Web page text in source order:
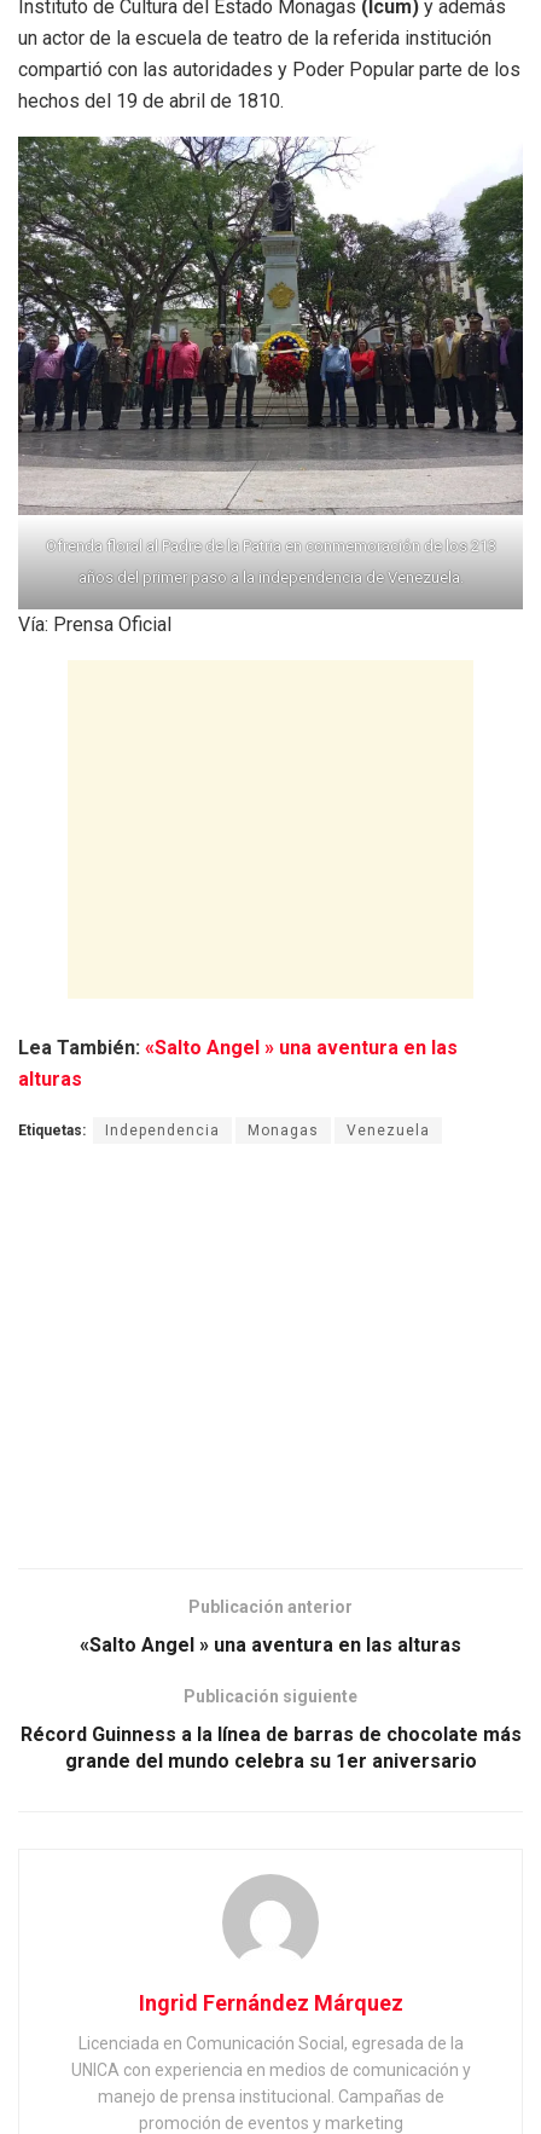
Instituto de Cultura del Estado Monagas (Icum) y además
un actor de la escuela de teatro de la referida institución
compartió con las autoridades y Poder Popular parte de los
hechos del 19 de abril de 1810.
Ofrenda floral al Padre de la Patria en conmemoración de los 213
años del primer paso a la independencia de Venezuela.
Vía: Prensa Oficial
Lea También: «Salto Angel » una aventura en las
alturas
Etiquetas: Independencia Monagas Venezuela
Publicación anterior
«Salto Angel » una aventura en las alturas
Publicación siguiente
Récord Guinness a la línea de barras de chocolate más
grande del mundo celebra su 1er aniversario
Ingrid Fernández Márquez
Licenciada en Comunicación Social, egresada de la
UNICA con experiencia en medios de comunicación y
manejo de prensa institucional. Campañas de
promoción de eventos y marketing